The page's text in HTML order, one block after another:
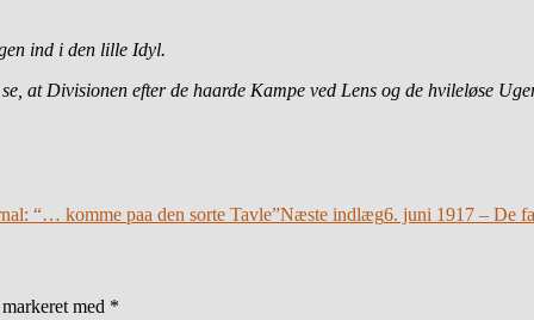
ind i den lille Idyl.
at Divisionen efter de haarde Kampe ved Lens og de hvileløse
“… komme paa den sorte Tavle”Næste indlæg6. juni 1917 – De
med *